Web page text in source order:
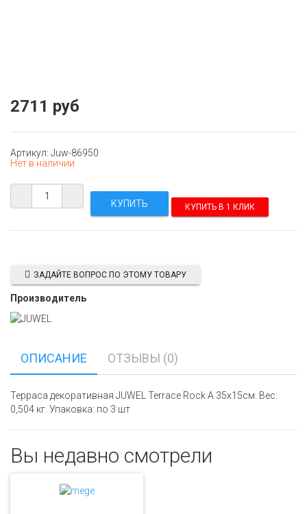
2711 руб
Артикул: Juw-86950
Нет в наличии
КУПИТЬ В 1 КЛИК
ЗАДАЙТЕ ВОПРОС ПО ЭТОМУ ТОВАРУ
Производитель
ОПИСАНИЕ ОТЗЫВЫ (0)
Терраса декоративная JUWEL Terrace Rock A 35x15см. Вес:
0,504 кг. Упаковка: по 3 шт
Вы недавно смотрели